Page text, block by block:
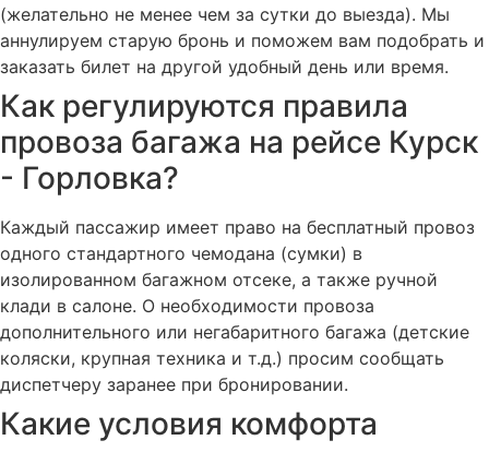
(желательно не менее чем за сутки до выезда). Мы
аннулируем старую бронь и поможем вам подобрать и
заказать билет на другой удобный день или время.
Как регулируются правила
провоза багажа на рейсе Курск
- Горловка?
Каждый пассажир имеет право на бесплатный провоз
одного стандартного чемодана (сумки) в
изолированном багажном отсеке, а также ручной
клади в салоне. О необходимости провоза
дополнительного или негабаритного багажа (детские
коляски, крупная техника и т.д.) просим сообщать
диспетчеру заранее при бронировании.
Какие условия комфорта